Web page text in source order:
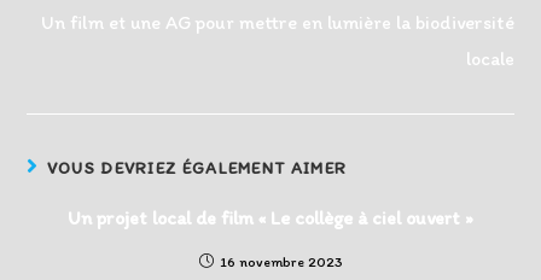
Un film et une AG pour mettre en lumière la biodiversité
locale
VOUS DEVRIEZ ÉGALEMENT AIMER
Un projet local de film « Le collège à ciel ouvert »
16 novembre 2023